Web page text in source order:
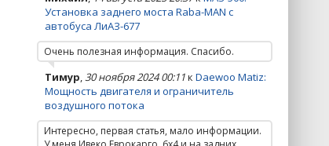
Установка заднего моста Raba-MAN с
автобуса ЛиАЗ-677
Очень полезная информация. Спасибо.
Тимур,30 ноября 2024 00:11к Daewoo Matiz:
Мощность двигателя и ограничитель
воздушного потока
Интересно, первая статья, мало информации.